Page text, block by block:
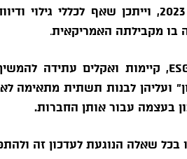
ניירות ערך שנערכה ברבעון השני של 2023, וייתכן
מקבילתה האמריקאית.
, קיימות ואקלים עתידה
ועליהן לבנות תשתית מתאימה
בעצמה עבור אותן החברות.
בכל שאלה הנוגעת לעדכון זה